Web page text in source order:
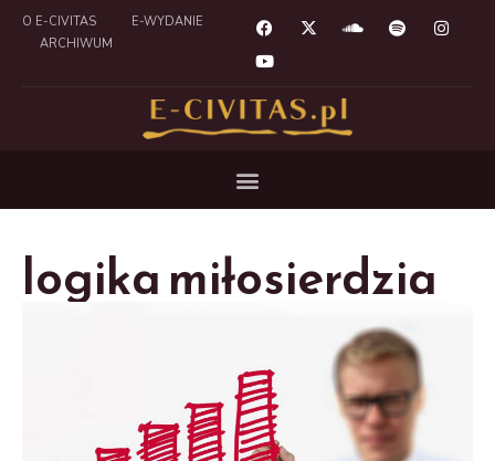
O E-CIVITAS
E-WYDANIE
ARCHIWUM
logika miłosierdzia